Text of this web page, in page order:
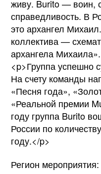
живу. Burito — воин,
справедливость. В
это архангел
коллектива —
архангела
<p>Группа успешно
На счету команды
«Песня года»,
«Реальной премии
году группа Burito
России по
году.</p>
Регион